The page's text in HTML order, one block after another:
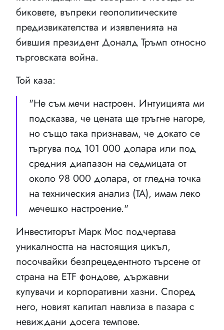
биковете, въпреки геополитическите
предизвикателства и изявленията на
бившия президент Доналд Тръмп относно
търговската война.
Той каза:
"Не съм мечи настроен. Интуицията ми
подсказва, че цената ще тръгне нагоре,
но също така признавам, че докато се
търгува под 101 000 долара или под
средния диапазон на седмицата от
около 98 000 долара, от гледна точка
на техническия анализ (ТА), имам леко
мечешко настроение."
Инвеститорът Марк Мос подчертава
уникалността на настоящия цикъл,
посочвайки безпрецедентното търсене от
страна на ETF фондове, държавни
купувачи и корпоративни хазни. Според
него, новият капитал навлиза в пазара с
невиждани досега темпове.